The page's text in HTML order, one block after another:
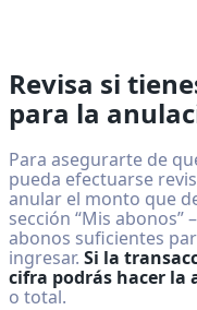
Revisa si
para la
Para asegurarte de
pueda efectuarse
anular el monto que
sección “Mis abonos”
abonos suficientes
ingresar. Si la
cifra podrás hacer la
o total.